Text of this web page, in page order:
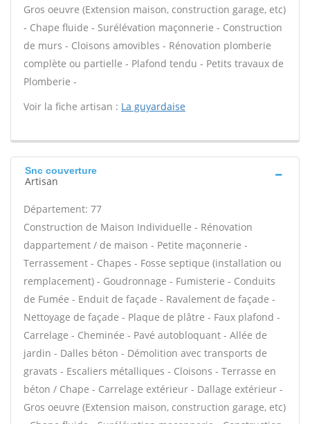
Gros oeuvre (Extension maison, construction garage, etc)
- Chape fluide - Surélévation maçonnerie - Construction
de murs - Cloisons amovibles - Rénovation plomberie
complète ou partielle - Plafond tendu - Petits travaux de
Plomberie -
Voir la fiche artisan : La guyardaise
Snc couverture
Artisan
Département: 77
Construction de Maison Individuelle - Rénovation
dappartement / de maison - Petite maçonnerie -
Terrassement - Chapes - Fosse septique (installation ou
remplacement) - Goudronnage - Fumisterie - Conduits
de Fumée - Enduit de façade - Ravalement de façade -
Nettoyage de façade - Plaque de plâtre - Faux plafond -
Carrelage - Cheminée - Pavé autobloquant - Allée de
jardin - Dalles béton - Démolition avec transports de
gravats - Escaliers métalliques - Cloisons - Terrasse en
béton / Chape - Carrelage extérieur - Dallage extérieur -
Gros oeuvre (Extension maison, construction garage, etc)